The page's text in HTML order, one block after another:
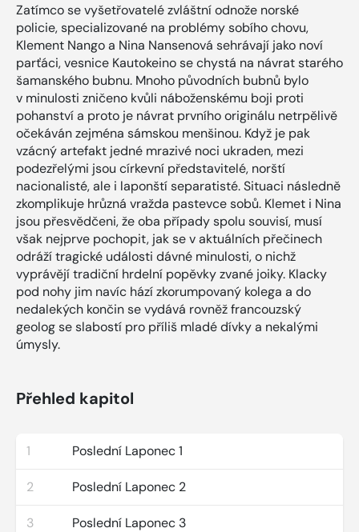
Zatímco se vyšetřovatelé zvláštní odnože norské
policie, specializované na problémy sobího chovu,
Klement Nango a Nina Nansenová sehrávají jako noví
parťáci, vesnice Kautokeino se chystá na návrat starého
šamanského bubnu. Mnoho původních bubnů bylo
v minulosti zničeno kvůli náboženskému boji proti
pohanství a proto je návrat prvního originálu netrpělivě
očekáván zejména sámskou menšinou. Když je pak
vzácný artefakt jedné mrazivé noci ukraden, mezi
podezřelými jsou církevní představitelé, norští
nacionalisté, ale i laponští separatisté. Situaci následně
zkomplikuje hrůzná vražda pastevce sobů. Klemet i Nina
jsou přesvědčeni, že oba případy spolu souvisí, musí
však nejprve pochopit, jak se v aktuálních přečinech
odráží tragické události dávné minulosti, o nichž
vyprávějí tradiční hrdelní popěvky zvané joiky. Klacky
pod nohy jim navíc hází zkorumpovaný kolega a do
nedalekých končin se vydává rovněž francouzský
geolog se slabostí pro příliš mladé dívky a nekalými
úmysly.
Přehled kapitol
1 Poslední Laponec 1
2 Poslední Laponec 2
3 Poslední Laponec 3